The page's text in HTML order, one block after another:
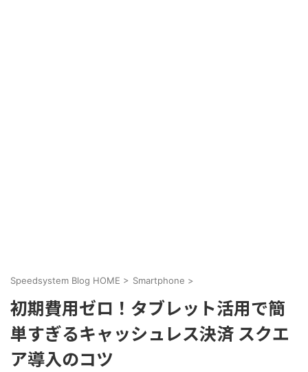
Speedsystem Blog HOME > Smartphone >
初期費用ゼロ！タブレット活用で簡
単すぎるキャッシュレス決済 スクエ
ア導入のコツ